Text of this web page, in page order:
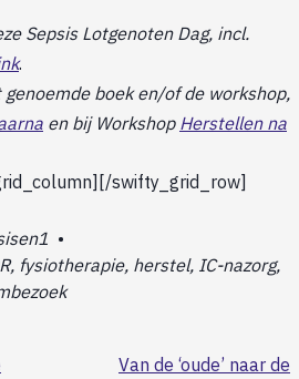
Sepsis Lotgenoten Dag, incl.
.
boek en/of de workshop,
en bij Workshop Herstellen na
swifty_grid_row]
•
fysiotherapie, herstel, IC-nazorg,
Van de ‘oude’ naar de